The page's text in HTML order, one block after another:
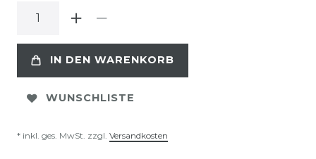
IN DEN WARENKORB
WUNSCHLISTE
* inkl. ges. MwSt. zzgl. Versandkosten